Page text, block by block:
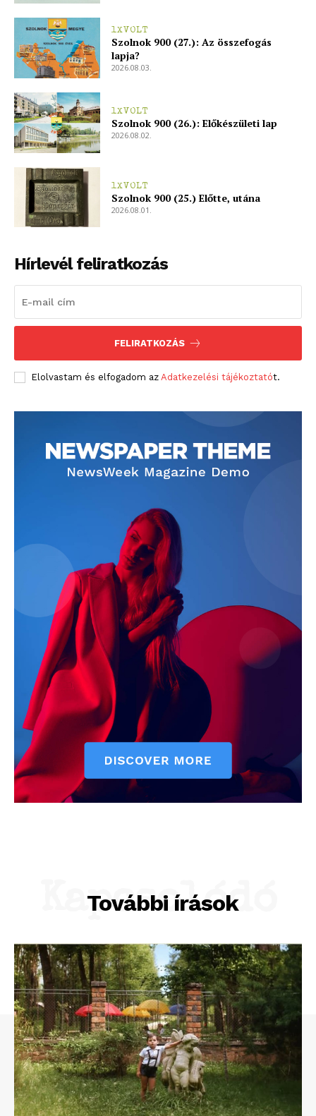
blogSZOLNOK
Előfizetés
Kapcsolat
Adatkezelési tájékoztató
Hirdetés
1XVOLT
Szolnok 900 (27.): Az összefogás
lapja?
2026.08.03.
1XVOLT
Szolnok 900 (26.): Előkészületi lap
2026.08.02.
1XVOLT
Szolnok 900 (25.) Előtte, utána
2026.08.01.
Hírlevél feliratkozás
FELIRATKOZÁS
Elolvastam és elfogadom az Adatkezelési tájékoztatót.
További írások
Kapcsolódó